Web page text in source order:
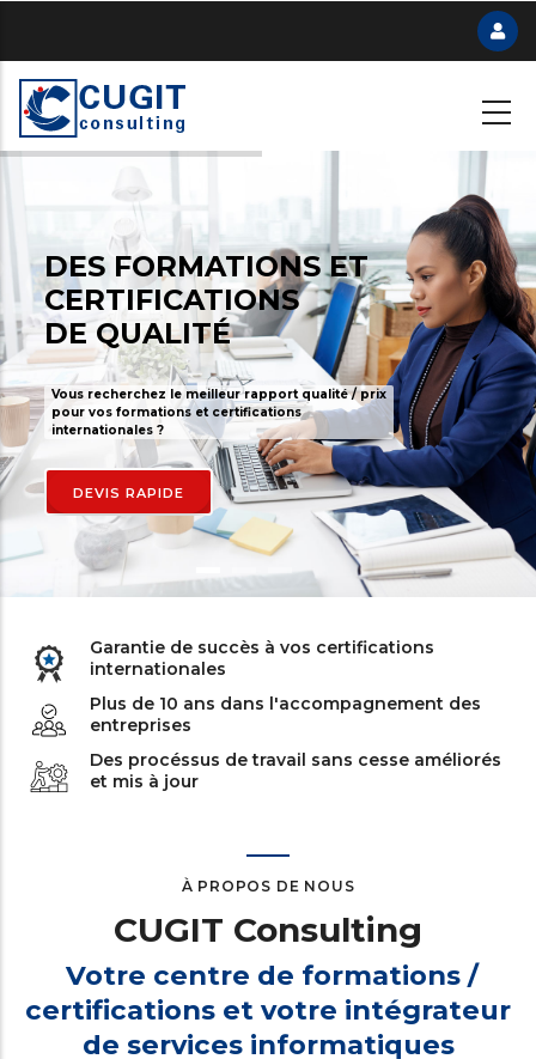
main
content
DES FORMATIONS ET
CERTIFICATIONS
DE QUALITÉ
Vous recherchez le meilleur rapport qualité / prix
pour vos formations et certifications
internationales ?
DEVIS RAPIDE
Garantie de succès à vos certifications
internationales
Plus de 10 ans dans l'accompagnement des
entreprises
Des procéssus de travail sans cesse améliorés
et mis à jour
À PROPOS DE NOUS
CUGIT Consulting
Votre centre de formations /
certifications et votre intégrateur
de services informatiques